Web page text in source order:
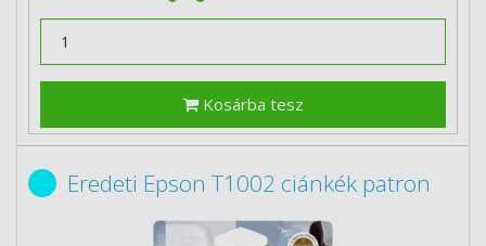
Kosárba tesz
Eredeti Epson T1002 ciánkék patron